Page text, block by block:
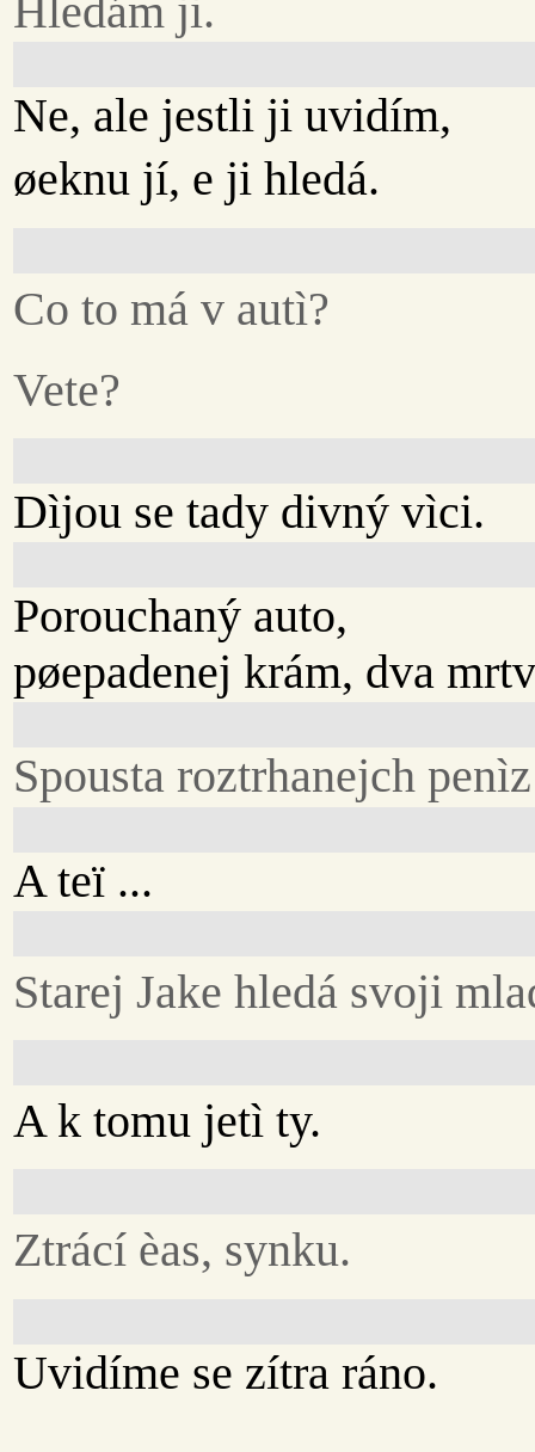
Hledám ji.
Ne, ale jestli ji uvidím,
øeknu jí, e ji hledá.
Co to má v autì?
Vete?
Dìjou se tady divný vìci.
Porouchaný auto,
pøepadenej krám, dva
Spousta roztrhanejch
A teï ...
Starej Jake hledá svoji
A k tomu jetì ty.
Ztrácí èas, synku.
Uvidíme se zítra ráno.